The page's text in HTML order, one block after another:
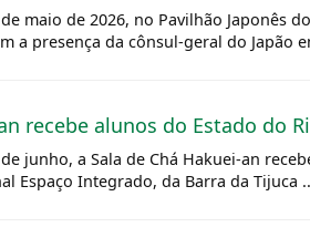
maio de 2026, no Pavilhão Japonês
a presença da cônsul-geral do Japão
recebe alunos do Estado do
junho, a Sala de Chá Hakuei-an
Espaço Integrado, da Barra da Tijuca